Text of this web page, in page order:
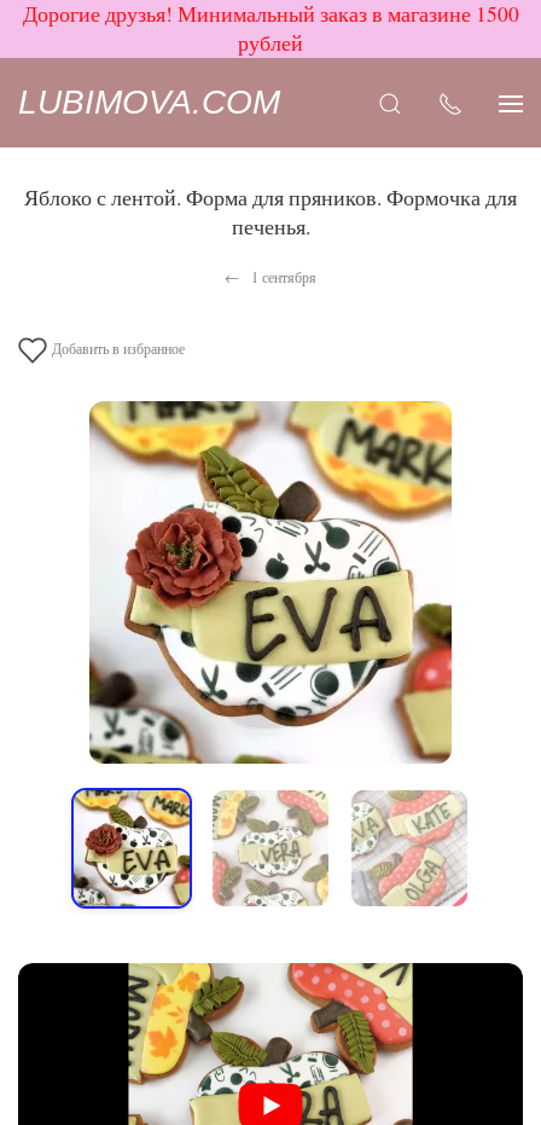
Дорогие друзья! Минимальный заказ в магазине 1500
рублей
LUBIMOVA.COM
Яблоко с лентой. Форма для пряников. Формочка для
печенья.
1 сентября
Добавить в избранное